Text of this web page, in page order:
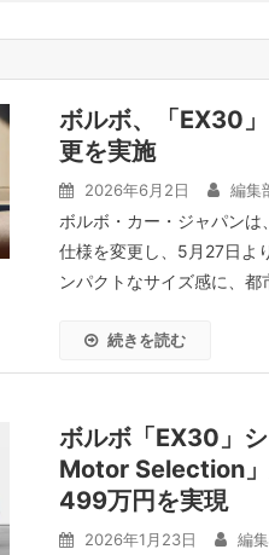
ボルボ、「EX30
更を実施
2026年6月2日 編集
ボルボ・カー・ジャパン
仕様を変更し、5月27日よ
ンパクトなサイズ感に、
続きを読む
ボルボ「EX30」
Motor Selection」
499万円を実現
2026年1月23日 編